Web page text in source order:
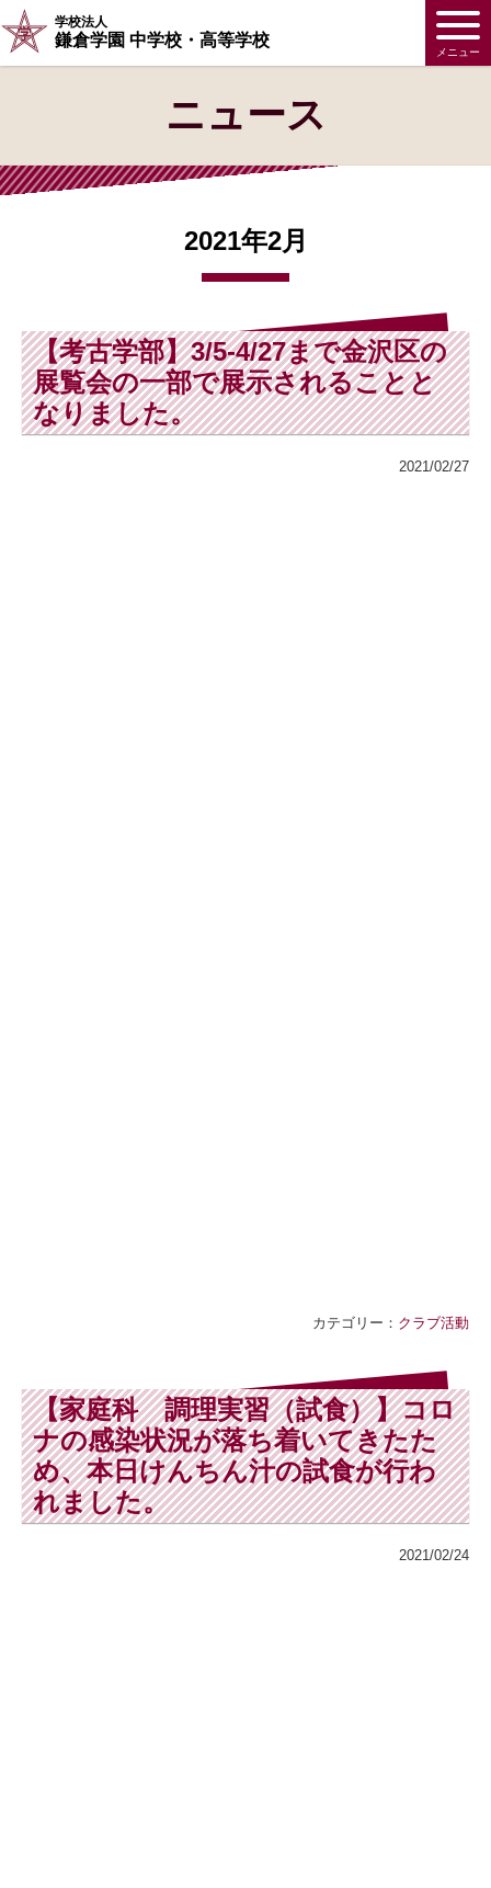
学校法人
鎌倉学園 中学校・高等学校
メニュー
ニュース
2021年2月
【考古学部】3/5-4/27まで金沢区の
展覧会の一部で展示されることと
なりました。
2021/02/27
カテゴリー： クラブ活動
【家庭科 調理実習（試食）】コロ
ナの感染状況が落ち着いてきたた
め、本日けんちん汁の試食が行わ
れました。
2021/02/24